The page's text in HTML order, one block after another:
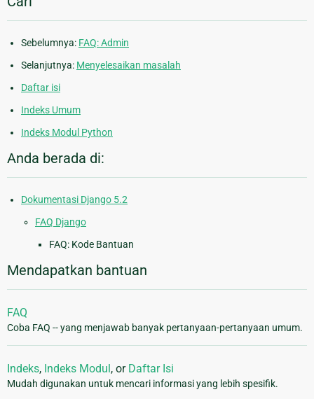
Sebelumnya: FAQ: Admin
Selanjutnya: Menyelesaikan masalah
Daftar isi
Indeks Umum
Indeks Modul Python
Anda berada di:
Dokumentasi Django 5.2
FAQ Django
FAQ: Kode Bantuan
Mendapatkan bantuan
FAQ
Coba FAQ -- yang menjawab banyak pertanyaan-pertanyaan umum.
Indeks, Indeks Modul, or Daftar Isi
Mudah digunakan untuk mencari informasi yang lebih spesifik.